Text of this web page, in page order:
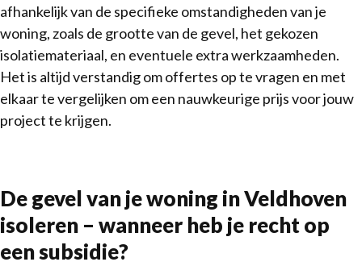
afhankelijk van de specifieke omstandigheden van je
woning, zoals de grootte van de gevel, het gekozen
isolatiemateriaal, en eventuele extra werkzaamheden.
Het is altijd verstandig om offertes op te vragen en met
elkaar te vergelijken om een nauwkeurige prijs voor jouw
project te krijgen.
De gevel van je woning in Veldhoven
isoleren – wanneer heb je recht op
een subsidie?